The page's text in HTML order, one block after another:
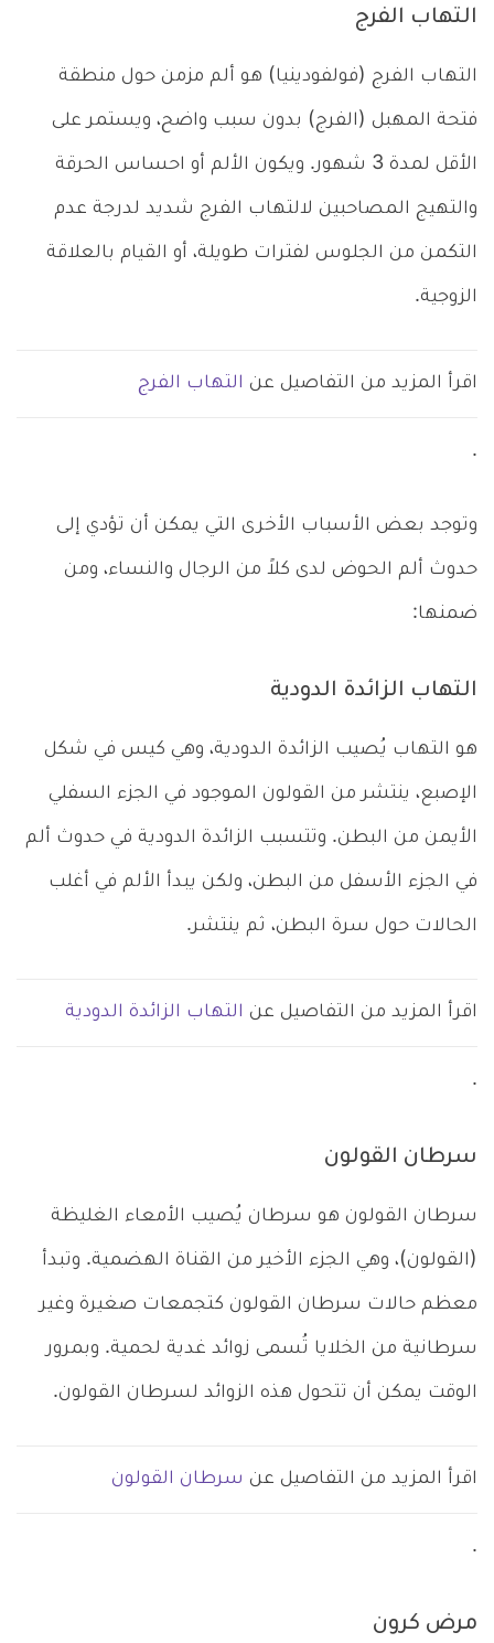
التهاب الفرج
التهاب الفرج (فولفودينيا) هو ألم مزمن حول منطقة
فتحة المهبل (الفرج) بدون سبب واضح، ويستمر على
الأقل لمدة 3 شهور. ويكون الألم أو احساس الحرقة
والتهيج المصاحبين لالتهاب الفرج شديد لدرجة عدم
التكمن من الجلوس لفترات طويلة، أو القيام بالعلاقة
الزوجية.
اقرأ المزيد من التفاصيل عن التهاب الفرج
.
وتوجد بعض الأسباب الأخرى التي يمكن أن تؤدي إلى
حدوث ألم الحوض لدى كلاً من الرجال والنساء، ومن
ضمنها:
التهاب الزائدة الدودية
هو التهاب يُصيب الزائدة الدودية، وهي كيس في شكل
الإصبع، ينتشر من القولون الموجود في الجزء السفلي
الأيمن من البطن. وتتسبب الزائدة الدودية في حدوث ألم
في الجزء الأسفل من البطن، ولكن يبدأ الألم في أغلب
الحالات حول سرة البطن، ثم ينتشر.
اقرأ المزيد من التفاصيل عن التهاب الزائدة الدودية
.
سرطان القولون
سرطان القولون هو سرطان يُصيب الأمعاء الغليظة
(القولون)، وهي الجزء الأخير من القناة الهضمية. وتبدأ
معظم حالات سرطان القولون كتجمعات صغيرة وغير
سرطانية من الخلايا تُسمى زوائد غدية لحمية. وبمرور
الوقت يمكن أن تتحول هذه الزوائد لسرطان القولون.
اقرأ المزيد من التفاصيل عن سرطان القولون
.
مرض كرون